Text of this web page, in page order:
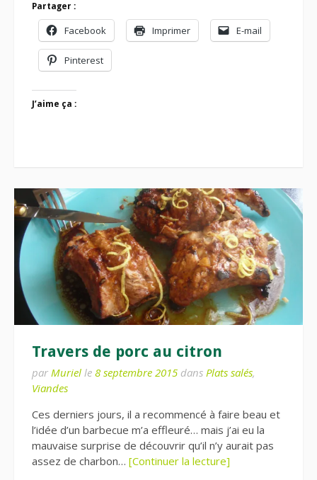
Partager :
Facebook Imprimer E-mail
Pinterest
J’aime ça :
Travers de porc au citron
par Muriel le 8 septembre 2015 dans Plats salés,
Viandes
Ces derniers jours, il a recommencé à faire beau et
l’idée d’un barbecue m’a effleuré… mais j’ai eu la
mauvaise surprise de découvrir qu’il n’y aurait pas
assez de charbon… [Continuer la lecture]